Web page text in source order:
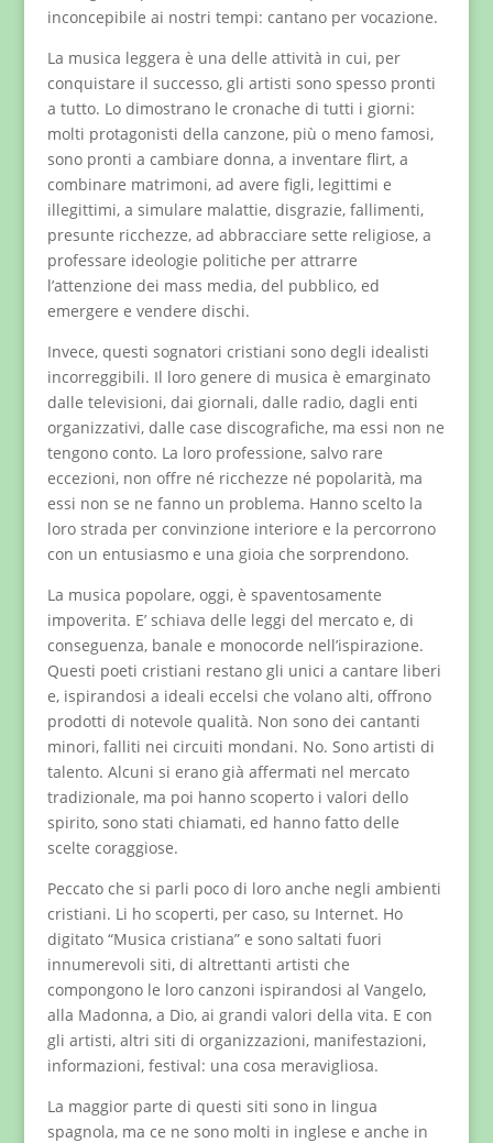
inconcepibile ai nostri tempi: cantano per vocazione.
La musica leggera è una delle attività in cui, per
conquistare il successo, gli artisti sono spesso pronti
a tutto. Lo dimostrano le cronache di tutti i giorni:
molti protagonisti della canzone, più o meno famosi,
sono pronti a cambiare donna, a inventare flirt, a
combinare matrimoni, ad avere figli, legittimi e
illegittimi, a simulare malattie, disgrazie, fallimenti,
presunte ricchezze, ad abbracciare sette religiose, a
professare ideologie politiche per attrarre
l’attenzione dei mass media, del pubblico, ed
emergere e vendere dischi.
Invece, questi sognatori cristiani sono degli idealisti
incorreggibili. Il loro genere di musica è emarginato
dalle televisioni, dai giornali, dalle radio, dagli enti
organizzativi, dalle case discografiche, ma essi non ne
tengono conto. La loro professione, salvo rare
eccezioni, non offre né ricchezze né popolarità, ma
essi non se ne fanno un problema. Hanno scelto la
loro strada per convinzione interiore e la percorrono
con un entusiasmo e una gioia che sorprendono.
La musica popolare, oggi, è spaventosamente
impoverita. E’ schiava delle leggi del mercato e, di
conseguenza, banale e monocorde nell’ispirazione.
Questi poeti cristiani restano gli unici a cantare liberi
e, ispirandosi a ideali eccelsi che volano alti, offrono
prodotti di notevole qualità. Non sono dei cantanti
minori, falliti nei circuiti mondani. No. Sono artisti di
talento. Alcuni si erano già affermati nel mercato
tradizionale, ma poi hanno scoperto i valori dello
spirito, sono stati chiamati, ed hanno fatto delle
scelte coraggiose.
Peccato che si parli poco di loro anche negli ambienti
cristiani. Li ho scoperti, per caso, su Internet. Ho
digitato “Musica cristiana” e sono saltati fuori
innumerevoli siti, di altrettanti artisti che
compongono le loro canzoni ispirandosi al Vangelo,
alla Madonna, a Dio, ai grandi valori della vita. E con
gli artisti, altri siti di organizzazioni, manifestazioni,
informazioni, festival: una cosa meravigliosa.
La maggior parte di questi siti sono in lingua
spagnola, ma ce ne sono molti in inglese e anche in